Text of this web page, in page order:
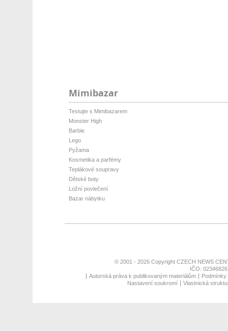
Mimibazar
Testujte s Mimibazarem
Monster High
Barbie
Lego
Pyžama
Kosmetika a parfémy
Teplákové soupravy
Dětské boty
Ložní povlečení
Bazar nábytku
© 2001 - 2026 Copyright CZECH NEWS
IČO:
Autorská práva k publikovaným materiálům
Nastavení soukromí
Vlastnická